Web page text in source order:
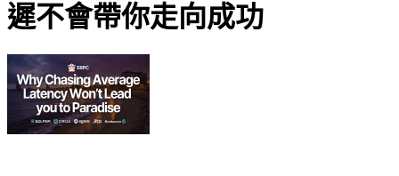
遲不會帶你走向成功